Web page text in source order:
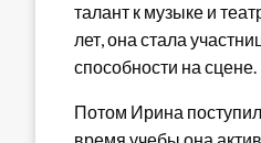
талант к музыке и
лет, она стала
способности на сцене.
Потом Ирина